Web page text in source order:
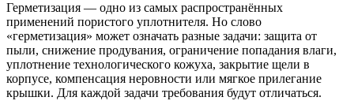
Герметизация — одно из самых распространённых
применений пористого уплотнителя. Но слово
«герметизация» может означать разные задачи: защита от
пыли, снижение продувания, ограничение попадания влаги,
уплотнение технологического кожуха, закрытие щели в
корпусе, компенсация неровности или мягкое прилегание
крышки. Для каждой задачи требования будут отличаться.